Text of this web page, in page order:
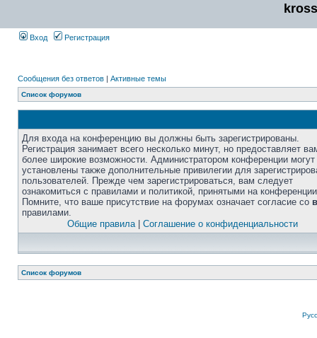
Вход Регистрация
Сообщения без ответов | Активные темы
Список форумов
Для входа на конференцию вы должны быть зарегистрированы.
Регистрация занимает всего несколько минут, но предоставляет
более широкие возможности. Администратором конференции
установлены также дополнительные привилегии для
пользователей. Прежде чем зарегистрироваться, вам следует
ознакомиться с правилами и политикой, принятыми на
Помните, что ваше присутствие на форумах означает согласие со
правилами.
Общие правила| Соглашение о конфиденциальности
Список форумов